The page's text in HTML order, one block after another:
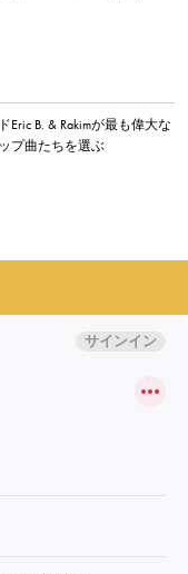
Eric B. & Rakimが最も偉大な
プ曲たちを選ぶ